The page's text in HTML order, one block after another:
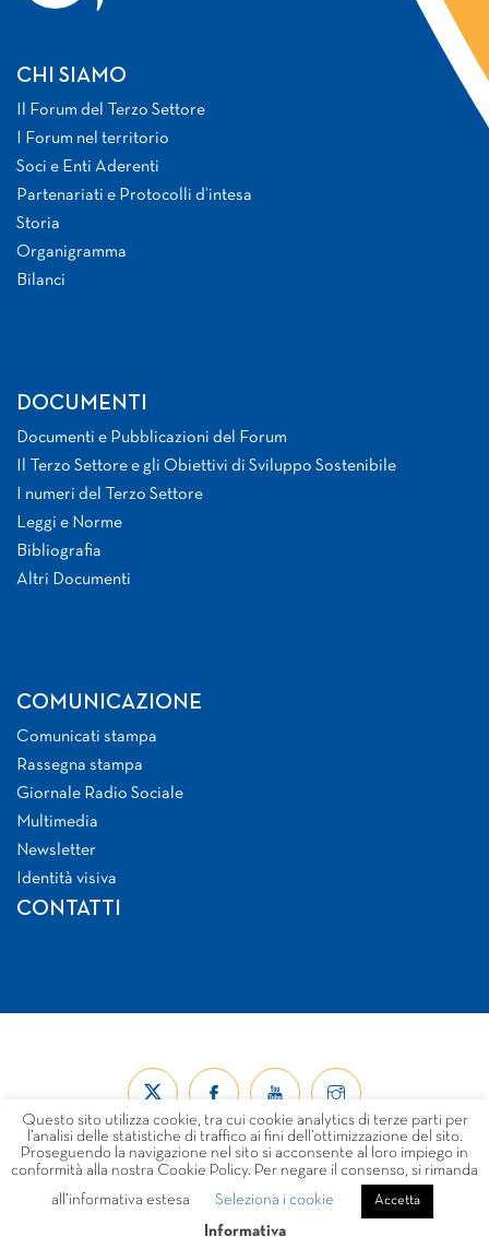
CHI SIAMO
Il Forum del Terzo Settore
I Forum nel territorio
Soci e Enti Aderenti
Partenariati e Protocolli d’intesa
Storia
Organigramma
Bilanci
DOCUMENTI
Documenti e Pubblicazioni del Forum
Il Terzo Settore e gli Obiettivi di Sviluppo Sostenibile
I numeri del Terzo Settore
Leggi e Norme
Bibliografia
Altri Documenti
COMUNICAZIONE
Comunicati stampa
Rassegna stampa
Giornale Radio Sociale
Multimedia
Newsletter
Identità visiva
CONTATTI
© Forum Nazionale del Terzo Settore ETS 2026
COOKIE POLICY DISCLAIMER
Questo sito utilizza cookie, tra cui cookie analytics di terze parti per
l’analisi delle statistiche di traffico ai fini dell’ottimizzazione del sito.
Proseguendo la navigazione nel sito si acconsente al loro impiego in
conformità alla nostra Cookie Policy. Per negare il consenso, si rimanda
all’informativa estesa
Seleziona i cookie Accetta
Informativa